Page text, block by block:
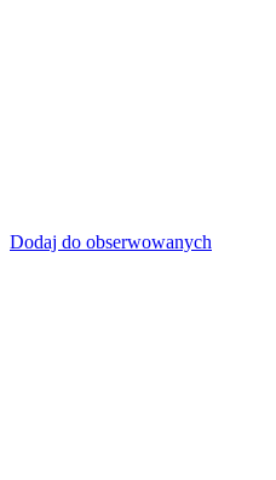
Dodaj do obserwowanych